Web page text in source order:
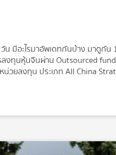
มีอะไรมาอัพเดทกันบ้าง มาดูกัน
งทุนหุ้นจีนผ่าน Outsourced
วยลงทุน ประเภท All China
เช่น China International